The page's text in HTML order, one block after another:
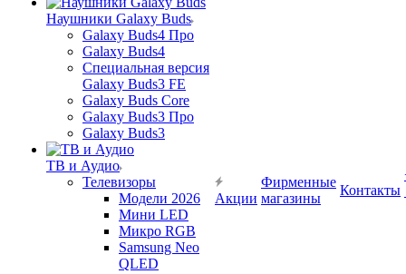
Наушники Galaxy Buds
Galaxy Buds4 Про
Galaxy Buds4
Специальная версия
Galaxy Buds3 FE
Galaxy Buds Core
Galaxy Buds3 Про
Galaxy Buds3
ТВ и Аудио
Телевизоры
Модели 2026
Мини LED
Микро RGB
Samsung Neo
QLED
Акции
Фирменные
магазины
Контакты